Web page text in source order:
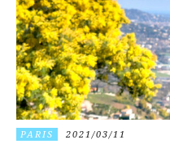
PARIS 2021/03/11